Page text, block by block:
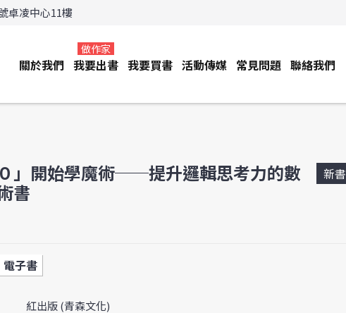
卓凌中心11樓
關於我們 我要出書
做作家
我要買書 活動傳媒 常見問題 聯絡我們
」開始學魔術──提升邏輯思考力的數
書
新書
電子書
紅出版 (青森文化)